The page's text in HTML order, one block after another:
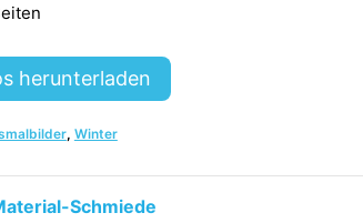
herunterladen
, Winter
Schmiede